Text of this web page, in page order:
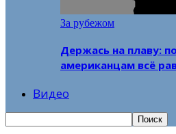
За рубежом
Держась на плаву:
американцам всё
Видео